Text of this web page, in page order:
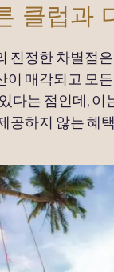
클럽과
진정한 차별점
이 매각되고 모
다는 점인데, 이
공하지 않는 혜